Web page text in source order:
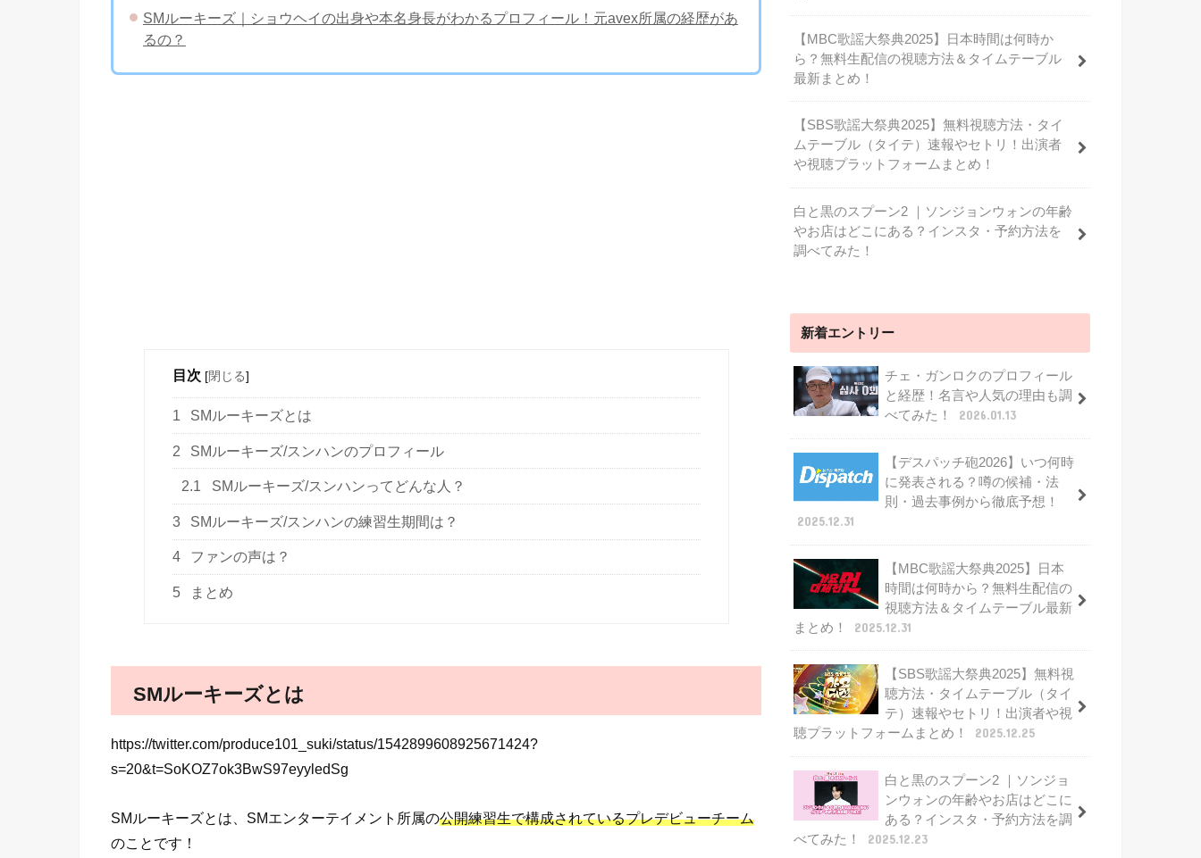
SMルーキーズ｜ショウヘイの出身や本名身長がわかるプロフィール！元avex所属の経歴があ
るの？
目次 [閉じる]
1 SMルーキーズとは
2 SMルーキーズ/スンハンのプロフィール
2.1 SMルーキーズ/スンハンってどんな人？
3 SMルーキーズ/スンハンの練習生期間は？
4 ファンの声は？
5 まとめ
SMルーキーズとは
https://twitter.com/produce101_suki/status/1542899608925671424?
s=20&t=SoKOZ7ok3BwS97eyyledSg
SMルーキーズとは、SMエンターテイメント所属の公開練習生で構成されているプレデビューチーム
のことです！
【MBC歌謡大祭典2025】日本時間は何時か
ら？無料生配信の視聴方法＆タイムテーブル
最新まとめ！
【SBS歌謡大祭典2025】無料視聴方法・タイ
ムテーブル（タイテ）速報やセトリ！出演者
や視聴プラットフォームまとめ！
白と黒のスプーン2 ｜ソンジョンウォンの年齢
やお店はどこにある？インスタ・予約方法を
調べてみた！
新着エントリー
チェ・ガンロクのプロフィール
と経歴！名言や人気の理由も調
べてみた！
2026.01.13
【デスパッチ砲2026】いつ何時
に発表される？噂の候補・法
則・過去事例から徹底予想！
2025.12.31
【MBC歌謡大祭典2025】日本
時間は何時から？無料生配信の
視聴方法＆タイムテーブル最新
まとめ！
2025.12.31
【SBS歌謡大祭典2025】無料視
聴方法・タイムテーブル（タイ
テ）速報やセトリ！出演者や視
聴プラットフォームまとめ！
2025.12.25
白と黒のスプーン2 ｜ソンジョ
ンウォンの年齢やお店はどこに
ある？インスタ・予約方法を調
べてみた！
2025.12.23